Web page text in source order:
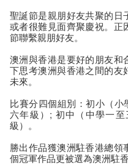
聖誕節是親朋好友共聚的日
或者很難見面齊聚慶祝。正
節聯繫親朋好友。
澳洲與香港是要好的朋友和
下思考澳洲與香港之間的友
未來。
比賽分四個組別：初小（
六年級）; 初中（中學一
級）。
勝出作品獲澳洲駐香港總領
個冠軍作品更被選為澳洲駐